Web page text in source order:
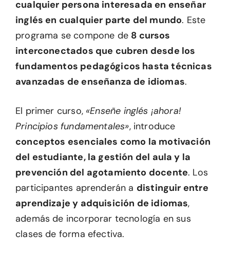
cualquier persona interesada en enseñar
inglés en cualquier parte del mundo. Este
programa se compone de 8 cursos
interconectados que cubren desde los
fundamentos pedagógicos hasta técnicas
avanzadas de enseñanza de idiomas.
El primer curso, «Enseñe inglés ¡ahora!
Principios fundamentales», introduce
conceptos esenciales como la motivación
del estudiante, la gestión del aula y la
prevención del agotamiento docente. Los
participantes aprenderán a distinguir entre
aprendizaje y adquisición de idiomas,
además de incorporar tecnología en sus
clases de forma efectiva.